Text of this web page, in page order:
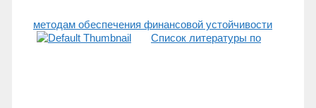
методам обеспечения финансовой устойчивости
Список литературы по